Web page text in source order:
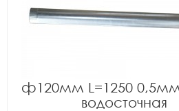
ф120мм L=1250
водосточная